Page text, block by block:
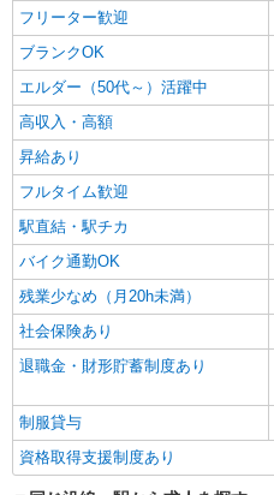
フリーター歓迎
ブランクOK
エルダー（50代～）活躍中
高収入・高額
昇給あり
フルタイム歓迎
駅直結・駅チカ
バイク通勤OK
残業少なめ（月20h未満）
社会保険あり
退職金・財形貯蓄制度あり
制服貸与
資格取得支援制度あり